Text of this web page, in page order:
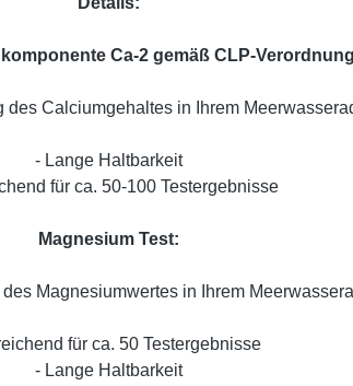
Ca-2 gemäß CLP-
des Calciumgehaltes in Ihrem
- Lange Haltbarkeit
für ca. 50-100 Testergebnisse
Magnesium Test:
Magnesiumwertes in Ihrem
für ca. 50 Testergebnisse
- Lange Haltbarkeit